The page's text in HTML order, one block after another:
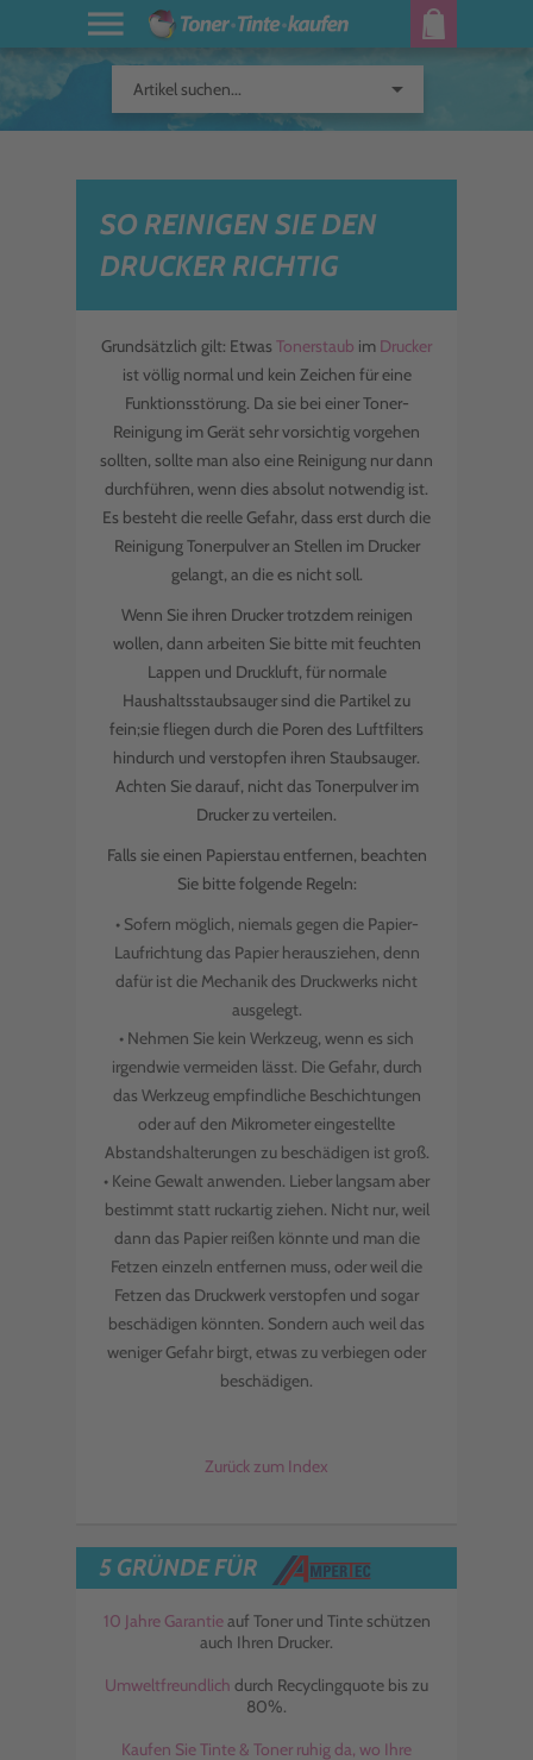
Artikel suchen... arrow_drop_down
SO REINIGEN SIE DEN
DRUCKER RICHTIG
Grundsätzlich gilt: Etwas Tonerstaub im Drucker
ist völlig normal und kein Zeichen für eine
Funktionsstörung. Da sie bei einer Toner-
Reinigung im Gerät sehr vorsichtig vorgehen
sollten, sollte man also eine Reinigung nur dann
durchführen, wenn dies absolut notwendig ist.
Es besteht die reelle Gefahr, dass erst durch die
Reinigung Tonerpulver an Stellen im Drucker
gelangt, an die es nicht soll.
Wenn Sie ihren Drucker trotzdem reinigen
wollen, dann arbeiten Sie bitte mit feuchten
Lappen und Druckluft, für normale
Haushaltsstaubsauger sind die Partikel zu
fein;sie fliegen durch die Poren des Luftfilters
hindurch und verstopfen ihren Staubsauger.
Achten Sie darauf, nicht das Tonerpulver im
Drucker zu verteilen.
Falls sie einen Papierstau entfernen, beachten
Sie bitte folgende Regeln:
• Sofern möglich, niemals gegen die Papier-
Laufrichtung das Papier herausziehen, denn
dafür ist die Mechanik des Druckwerks nicht
ausgelegt.
• Nehmen Sie kein Werkzeug, wenn es sich
irgendwie vermeiden lässt. Die Gefahr, durch
das Werkzeug empfindliche Beschichtungen
oder auf den Mikrometer eingestellte
Abstandshalterungen zu beschädigen ist groß.
• Keine Gewalt anwenden. Lieber langsam aber
bestimmt statt ruckartig ziehen. Nicht nur, weil
dann das Papier reißen könnte und man die
Fetzen einzeln entfernen muss, oder weil die
Fetzen das Druckwerk verstopfen und sogar
beschädigen könnten. Sondern auch weil das
weniger Gefahr birgt, etwas zu verbiegen oder
beschädigen.
Zurück zum Index
5 GRÜNDE FÜR
10 Jahre Garantieauf Toner und Tinte schützen
auch Ihren Drucker.
Umweltfreundlich durch Recyclingquote bis zu
80%.
Kaufen Sie Tinte & Toner ruhig da, wo Ihre